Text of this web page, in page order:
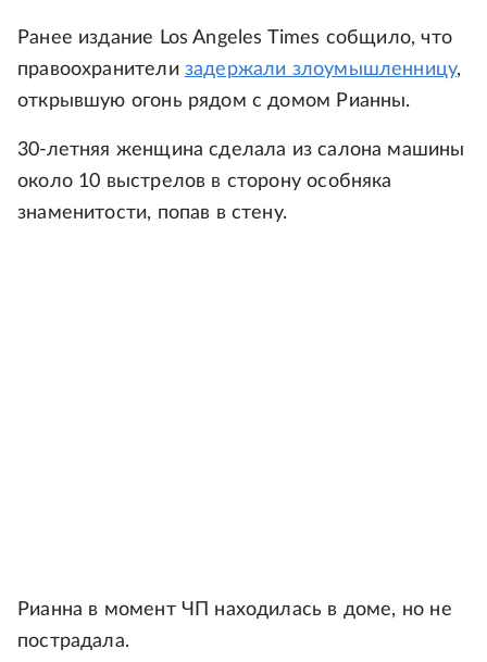
Ранее издание Los Angeles Times собщило, что
правоохранители задержали злоумышленницу,
открывшую огонь рядом с домом Рианны.
30-летняя женщина сделала из салона машины
около 10 выстрелов в сторону особняка
знаменитости, попав в стену.
Рианна в момент ЧП находилась в доме, но не
пострадала.